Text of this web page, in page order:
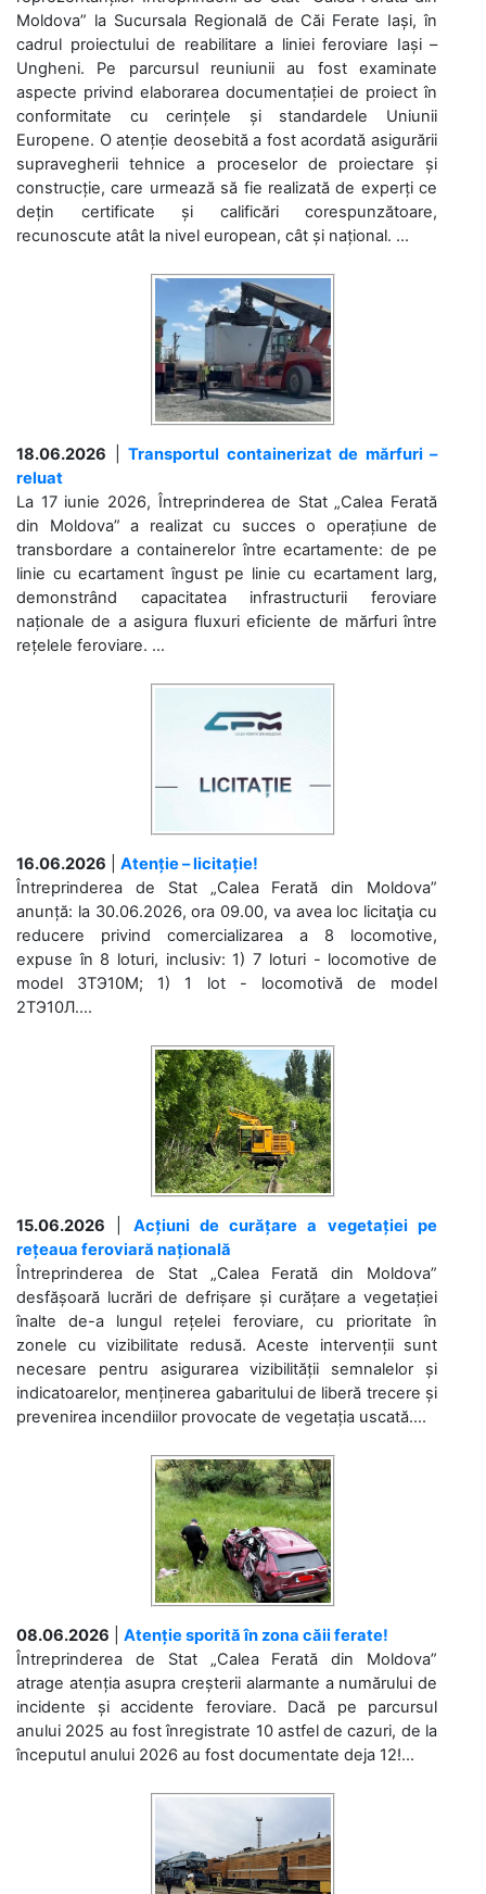
Moldova” la Sucursala Regională de Căi Ferate Iași, în
cadrul proiectului de reabilitare a liniei feroviare Iași –
Ungheni. Pe parcursul reuniunii au fost examinate
aspecte privind elaborarea documentației de proiect în
conformitate cu cerințele și standardele Uniunii
Europene. O atenție deosebită a fost acordată asigurării
supravegherii tehnice a proceselor de proiectare și
construcție, care urmează să fie realizată de experți ce
dețin certificate și calificări corespunzătoare,
recunoscute atât la nivel european, cât și național. ...
18.06.2026
Transportul containerizat de mărfuri –
reluat
La 17 iunie 2026, Întreprinderea de Stat „Calea Ferată
din Moldova” a realizat cu succes o operațiune de
transbordare a containerelor între ecartamente: de pe
linie cu ecartament îngust pe linie cu ecartament larg,
demonstrând capacitatea infrastructurii feroviare
naționale de a asigura fluxuri eficiente de mărfuri între
rețelele feroviare. ...
16.06.2026
Atenție – licitație!
Întreprinderea de Stat „Calea Ferată din Moldova”
anunță: la 30.06.2026, ora 09.00, va avea loc licitaţia cu
reducere privind comercializarea a 8 locomotive,
expuse în 8 loturi, inclusiv: 1) 7 loturi - locomotive de
model 3ТЭ10М; 1) 1 lot - locomotivă de model
2ТЭ10Л....
15.06.2026
Acțiuni de curățare a vegetației pe
rețeaua feroviară națională
Întreprinderea de Stat „Calea Ferată din Moldova”
desfășoară lucrări de defrișare și curățare a vegetației
înalte de-a lungul rețelei feroviare, cu prioritate în
zonele cu vizibilitate redusă. Aceste intervenții sunt
necesare pentru asigurarea vizibilității semnalelor și
indicatoarelor, menținerea gabaritului de liberă trecere și
prevenirea incendiilor provocate de vegetația uscată....
08.06.2026
Atenție sporită în zona căii ferate!
Întreprinderea de Stat „Calea Ferată din Moldova”
atrage atenția asupra creșterii alarmante a numărului de
incidente și accidente feroviare. Dacă pe parcursul
anului 2025 au fost înregistrate 10 astfel de cazuri, de la
începutul anului 2026 au fost documentate deja 12!...